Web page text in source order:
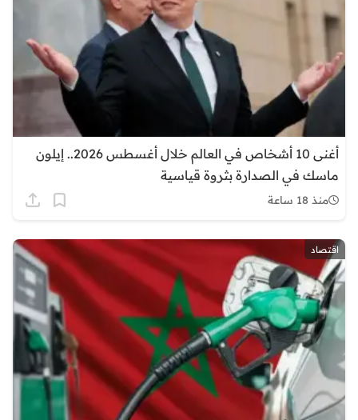
أغنى 10 أشخاص في العالم خلال أغسطس 2026.. إيلون
ماسك في الصدارة بثروة قياسية
منذ 18 ساعة
اقتصاد